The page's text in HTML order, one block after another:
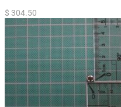
$ 304.50